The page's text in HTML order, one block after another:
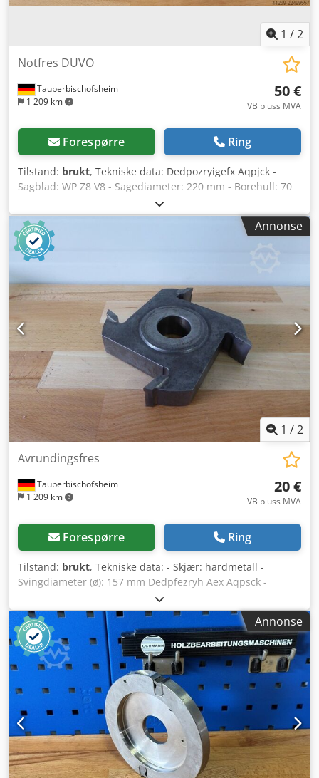
1 /2
Tauberbischofsheim
1 209 km
Notfres DUVO
50 €
VB pluss MVA
Forespørre Ring
Tilstand: brukt, Tekniske data: Dedpozryigefx Aqpjck -
Sagblad: WP Z8 V8 - Sagediameter: 220 mm - Borehull: 70
mm - Lengde: 14,5 mm - Materiale: Stål - Tilgjengelig: 2
Annonse
1 /2
Tauberbischofsheim
1 209 km
Avrundingsfres
20 €
VB pluss MVA
Forespørre Ring
Tilstand: brukt, Tekniske data: - Skjær: hardmetall -
Svingdiameter (ø): 157 mm Dedpfezryh Aex Aqpsck -
Borhull: 35 mm - Lengde: 30 mm - Materiale: stål
Annonse